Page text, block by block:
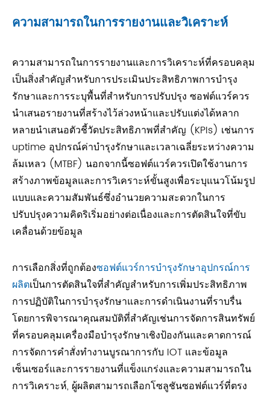
ความสามารถในการรายงานและวิเคราะห์
ความสามารถในการรายงานและการวิเคราะห์ที่ครอบคลุม
เป็นสิ่งสำคัญสำหรับการประเมินประสิทธิภาพการบำรุง
รักษาและการระบุพื้นที่สำหรับการปรับปรุง ซอฟต์แวร์ควร
นำเสนอรายงานที่สร้างไว้ล่วงหน้าและปรับแต่งได้หลาก
หลายนำเสนอตัวชี้วัดประสิทธิภาพที่สำคัญ (KPIs) เช่นการ
uptime อุปกรณ์ค่าบำรุงรักษาและเวลาเฉลี่ยระหว่างความ
ล้มเหลว (MTBF) นอกจากนี้ซอฟต์แวร์ควรเปิดใช้งานการ
สร้างภาพข้อมูลและการวิเคราะห์ขั้นสูงเพื่อระบุแนวโน้มรูป
แบบและความสัมพันธ์ซึ่งอำนวยความสะดวกในการ
ปรับปรุงความคิดริเริ่มอย่างต่อเนื่องและการตัดสินใจที่ขับ
เคลื่อนด้วยข้อมูล
การเลือกสิ่งที่ถูกต้องซอฟต์แวร์การบำรุงรักษาอุปกรณ์การ
ผลิตเป็นการตัดสินใจที่สำคัญสำหรับการเพิ่มประสิทธิภาพ
การปฏิบัติในการบำรุงรักษาและการดำเนินงานที่ราบรื่น
โดยการพิจารณาคุณสมบัติที่สำคัญเช่นการจัดการสินทรัพย์
ที่ครอบคลุมเครื่องมือบำรุงรักษาเชิงป้องกันและคาดการณ์
การจัดการคำสั่งทำงานบูรณาการกับ IOT และข้อมูล
เซ็นเซอร์และการรายงานที่แข็งแกร่งและความสามารถใน
การวิเคราะห์, ผู้ผลิตสามารถเลือกโซลูชันซอฟต์แวร์ที่ตรง